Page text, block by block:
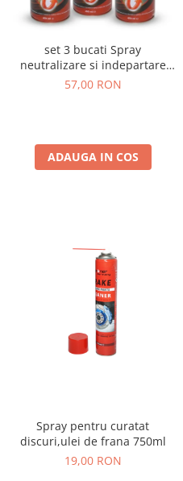
set 3 bucati Spray
neutralizare si indepartare
rugina 450ml
57,00 RON
ADAUGA IN COS
Spray pentru curatat
discuri,ulei de frana 750ml
19,00 RON